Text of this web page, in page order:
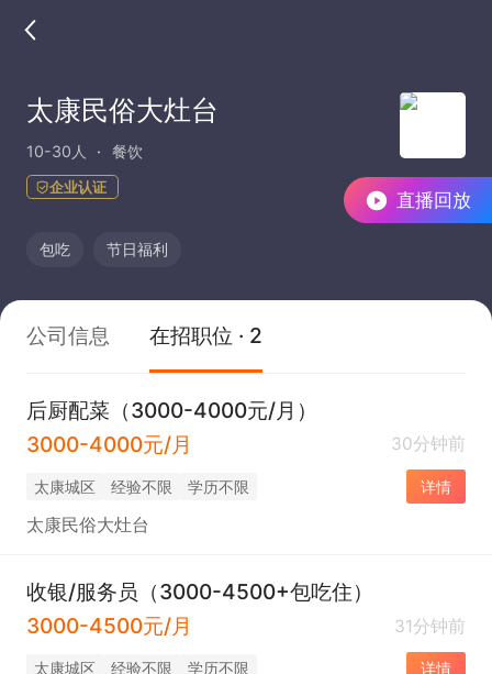
直播回放
太康民俗大灶台
10-30人 餐饮
企业认证
包吃 节日福利
公司信息 在招职位 · 2
后厨配菜（3000-4000元/月）
3000-4000元/月
30分钟前
太康城区 经验不限 学历不限 详情
太康民俗大灶台
收银/服务员（3000-4500+包吃住）
3000-4500元/月
31分钟前
太康城区 经验不限 学历不限 详情